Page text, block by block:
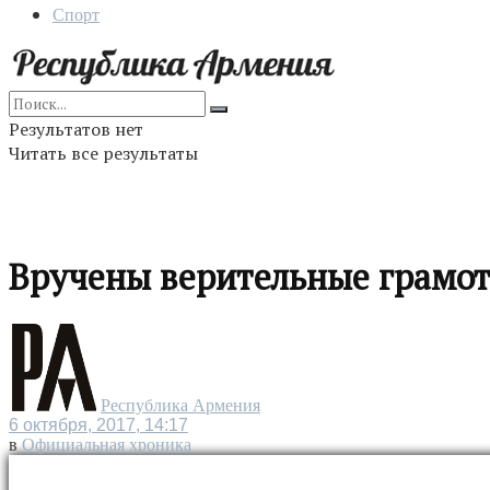
Спорт
Результатов нет
Читать все результаты
Вручены верительные
Республика Армения
6 октября, 2017, 14:17
в Официальная хроника